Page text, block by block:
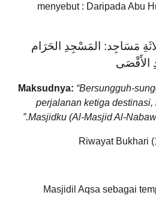
menyebut : Daripada Abu
مَسَاجِد: المَسْجِدِ الحَرَام
الأَقْصَى
Maksudnya: “Bersungguh-
perjalanan ketiga
Masjidku (Al-Masjid Al-
Riwayat Bukhari
Masjidil Aqsa sebagai